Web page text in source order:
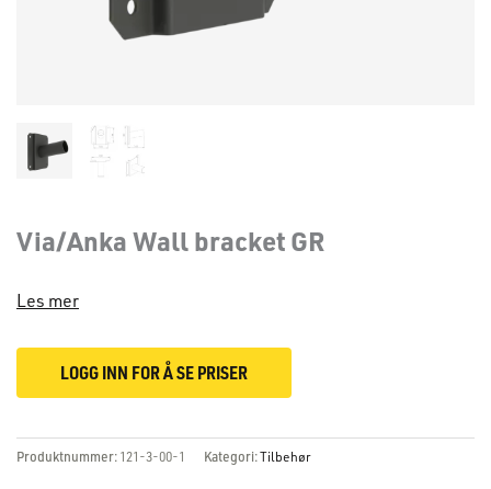
Via/Anka Wall bracket GR
Les mer
LOGG INN FOR Å SE PRISER
Produktnummer: 121-3-00-1 Kategori:Tilbehør